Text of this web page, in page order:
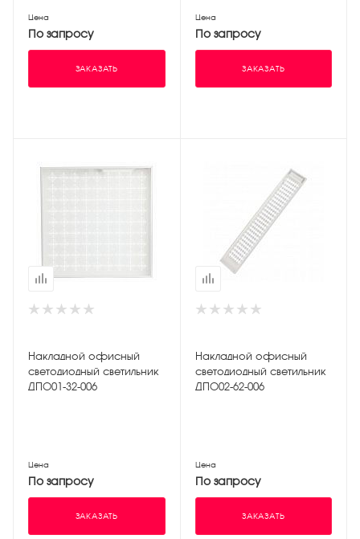
Цена
По запросу
ЗАКАЗАТЬ
Цена
По запросу
ЗАКАЗАТЬ
Накладной офисный
светодиодный светильник
ДПО01-32-006
Цена
По запросу
ЗАКАЗАТЬ
Накладной офисный
светодиодный светильник
ДПО02-62-006
Цена
По запросу
ЗАКАЗАТЬ